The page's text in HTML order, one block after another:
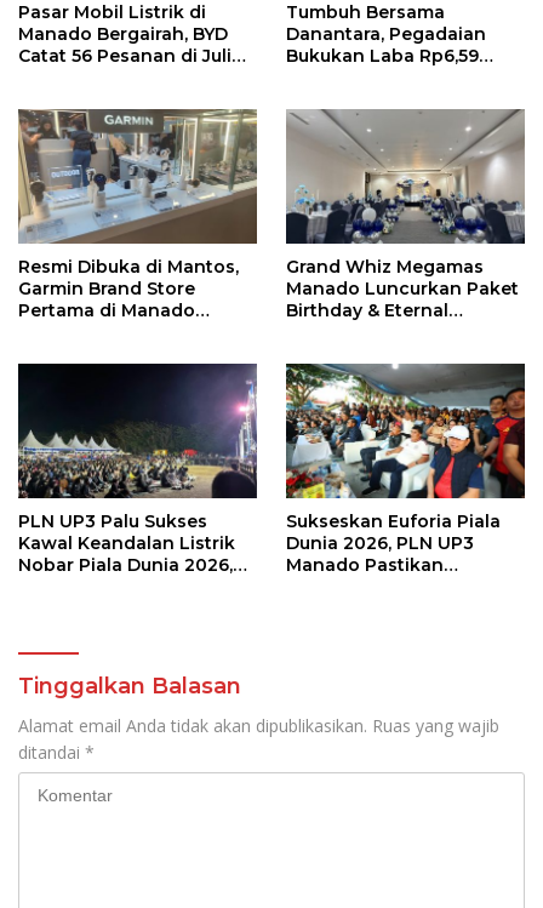
Pasar Mobil Listrik di
Manado Bergairah, BYD
Catat 56 Pesanan di Juli
Tumbuh Bersama
Danantara, Pegadaian
Bukukan Laba Rp6,59
Resmi Dibuka di Mantos,
Garmin Brand Store
Pertama di Manado
Grand Whiz Megamas
Manado Luncurkan Paket
Birthday & Eternal
PLN UP3 Palu Sukses
Kawal Keandalan Listrik
Nobar Piala Dunia 2026,
Sukseskan Euforia Piala
Dunia 2026, PLN UP3
Manado Pastikan
Tinggalkan Balasan
Alamat email Anda tidak akan dipublikasikan. Ruas yang wajib
ditandai *